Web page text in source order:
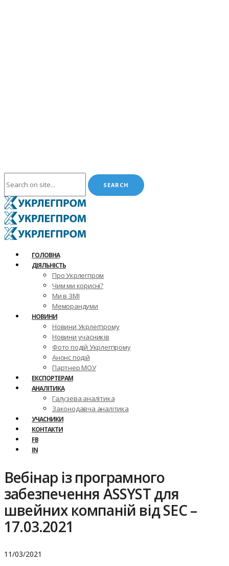
ГОЛОВНА
ДІЯЛЬНІСТЬ
Про Укрлегпром
Чим ми корисні?
Ми в ЗМІ
Меморандуми
НОВИНИ
Новини Укрлегпрому
Новини учасників
Фото подій Укрлегпрому
Анонс подій
Партнер МОУ
ЕКСПОРТЕРАМ
АНАЛІТИКА
Галузева аналітика
Законодавча аналітика
УЧАСНИКИ
КОНТАКТИ
FB
IN
Вебінар із програмного
забезпечення ASSYST для
швейних компаній від SEC –
17.03.2021
11/03/2021